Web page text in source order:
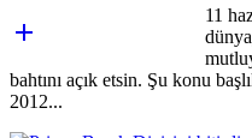

11
bahtını açık etsin. Şu konu
2012...